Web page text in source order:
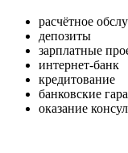
расчётное
депозиты
зарплатные
интернет-банк
кредитование
банковские
оказание